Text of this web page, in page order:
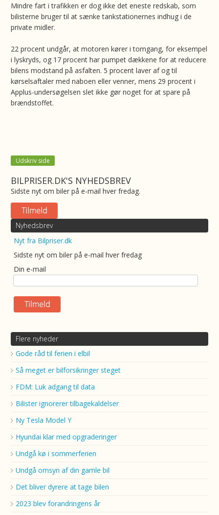
Mindre fart i trafikken er dog ikke det eneste redskab, som
bilisterne bruger til at sænke tankstationernes indhug i de
private midler.
22 procent undgår, at motoren kører i tomgang, for eksempel
i lyskryds, og 17 procent har pumpet dækkene for at reducere
bilens modstand på asfalten. 5 procent laver af og til
kørselsaftaler med naboen eller venner, mens 29 procent i
Applus-undersøgelsen slet ikke gør noget for at spare på
brændstoffet.
Udskriv side
BILPRISER.DK'S NYHEDSBREV
Sidste nyt om biler på e-mail hver fredag.
Nyhedsbrev
Nyt fra Bilpriser.dk
Sidste nyt om biler på e-mail hver fredag
Din e-mail
Flere nyheder
Gode råd til ferien i elbil
Så meget er bilforsikringer steget
FDM: Luk adgang til data
Bilister ignorerer tilbagekaldelser
Ny Tesla Model Y
Hyundai klar med opgraderinger
Undgå kø i sommerferien
Undgå omsyn af din gamle bil
Det bliver dyrere at tage bilen
2023 blev forandringens år